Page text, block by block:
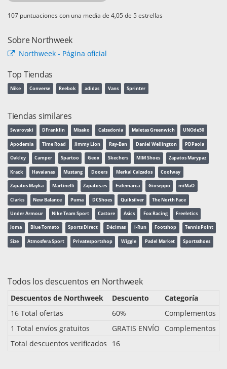
puntuaciones con una media de de 5 estrellas
Sobre Northweek
Northweek - Página oficial
Top Tiendas
Nike Converse Reebok adidas Vans Sprinter
Tiendas similares
Swarovski DFranklin Misako Calzedonia Maletas Greenwich UNOde50
Apodemia Time Road Jimmy Lion Ray-Ban Daniel Wellington PDPaola
Oakley Camper Spartoo Geox Skechers MIM Shoes Zapatos Marypaz
Krack Havaianas Mustang Dooers Merkal Calzados Coolway
Zapatos Mayka Martinelli Zapatos.es Esdemarca Gioseppo miMaO
Clarks New Balance Puma DCShoes Quiksilver The North Face
Under Armour Nike Team Sport Castore Asics Fox Racing Freeletics
Joma Blue Tomato Sports Direct Décimas i-Run Footshop Tennis Point
Size Atmosfera Sport Privatesportshop Wiggle Padel Market Sportsshoes
Todos los descuentos en Northweek
Descuentos de Northweek Descuento
Categoría
16 Total ofertas
60%
Complementos
1 Total envíos gratuitos
GRATIS ENVÍO
Complementos
Total descuentos verificados
16